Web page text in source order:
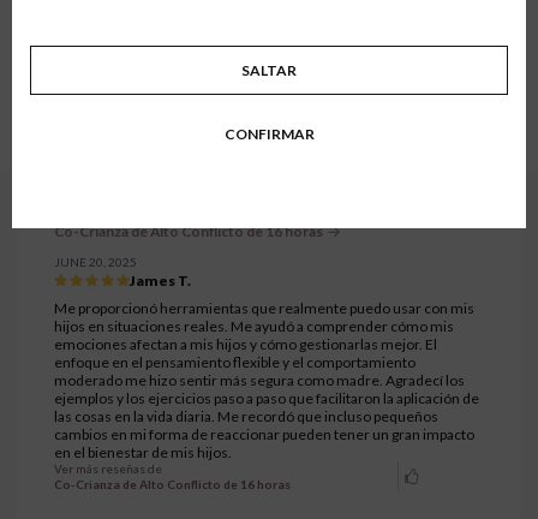
1 … 102 103 104 105 106
…
245
Co-Crianza de Alto Conflicto de 16 horas
JUNE 20, 2025
James T.
Me proporcionó herramientas que realmente puedo usar con mis
hijos en situaciones reales. Me ayudó a comprender cómo mis
emociones afectan a mis hijos y cómo gestionarlas mejor. El
enfoque en el pensamiento flexible y el comportamiento
moderado me hizo sentir más segura como madre. Agradecí los
ejemplos y los ejercicios paso a paso que facilitaron la aplicación de
las cosas en la vida diaria. Me recordó que incluso pequeños
cambios en mi forma de reaccionar pueden tener un gran impacto
en el bienestar de mis hijos.
Ver más reseñas de
Co-Crianza de Alto Conflicto de 16 horas
SALTAR
CONFIRMAR